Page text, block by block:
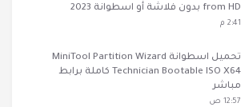
from HD بدون فلاشة أو اسطوانة 2023
2:41 م
تحميل اسطوانة MiniTool Partition Wizard
Technician Bootable ISO X64 كاملة برابط
مباشر
12:57 ص